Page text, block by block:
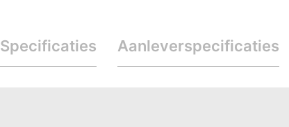
Specificaties Aanleverspecificaties